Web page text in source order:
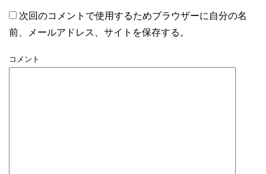
次回のコメントで使用するためブラウザーに自分の名
前、メールアドレス、サイトを保存する。
コメント